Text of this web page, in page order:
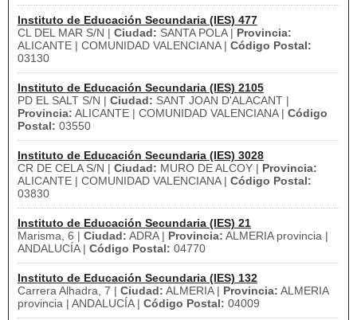
Instituto de Educación Secundaria (IES) 477
CL DEL MAR S/N | Ciudad: SANTA POLA | Provincia:
ALICANTE | COMUNIDAD VALENCIANA | Código Postal:
03130
Instituto de Educación Secundaria (IES) 2105
PD EL SALT S/N | Ciudad: SANT JOAN D'ALACANT |
Provincia: ALICANTE | COMUNIDAD VALENCIANA | Código
Postal: 03550
Instituto de Educación Secundaria (IES) 3028
CR DE CELA S/N | Ciudad: MURO DE ALCOY | Provincia:
ALICANTE | COMUNIDAD VALENCIANA | Código Postal:
03830
Instituto de Educación Secundaria (IES) 21
Marisma, 6 | Ciudad: ADRA | Provincia: ALMERIA provincia |
ANDALUCÍA | Código Postal: 04770
Instituto de Educación Secundaria (IES) 132
Carrera Alhadra, 7 | Ciudad: ALMERIA | Provincia: ALMERIA
provincia | ANDALUCÍA | Código Postal: 04009